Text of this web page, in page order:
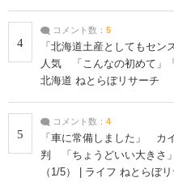
4
コメント数： 5
「北海道土産としてもセン
人気 「こんなの初めて」
北海道 ねとらぼリサーチ
5
コメント数： 4
「車に常備しました」 カ
判 「ちょうどいい大きさ
（1/5） | ライフ ねとらぼ